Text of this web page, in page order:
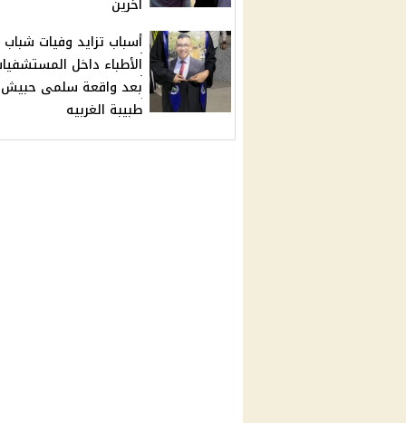
أخرين
أسباب تزايد وفيات شباب
الأطباء داخل
بعد واقعة سلمى حبيش
طبيبة الغربيه